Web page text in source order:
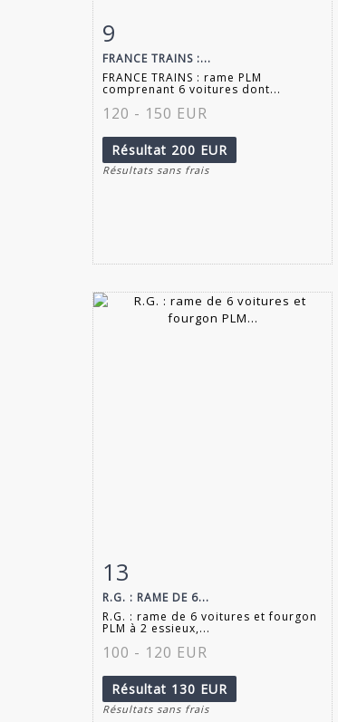
Fiche détaillée
9
FRANCE TRAINS :...
FRANCE TRAINS : rame PLM
comprenant 6 voitures dont...
120 - 150 EUR
Résultat 200 EUR
Résultats sans frais
Fiche détaillée
13
R.G. : RAME DE 6...
R.G. : rame de 6 voitures et fourgon
PLM à 2 essieux,...
100 - 120 EUR
Résultat 130 EUR
Résultats sans frais